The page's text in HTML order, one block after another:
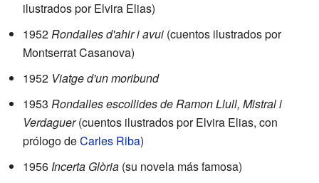
ilustrados por Elvira Elias)
1952Rondalles d'ahir i avui (cuentos ilustrados por
Montserrat Casanova)
1952 Viatge d'un moribund
1953 Rondalles escollides de Ramon Llull, Mistral i
Verdaguer(cuentos ilustrados por Elvira Elias, con
prólogo deCarles Riba)
1956 Incerta Glòria (su novela más famosa)